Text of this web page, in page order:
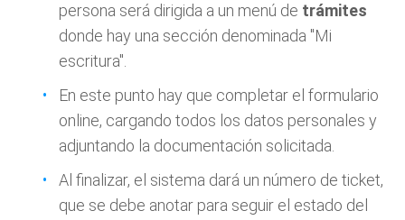
persona será dirigida a un menú de trámites
donde hay una sección denominada "Mi
escritura".
En este punto hay que completar el formulario
online, cargando todos los datos personales y
adjuntando la documentación solicitada.
Al finalizar, el sistema dará un número de ticket,
que se debe anotar para seguir el estado del